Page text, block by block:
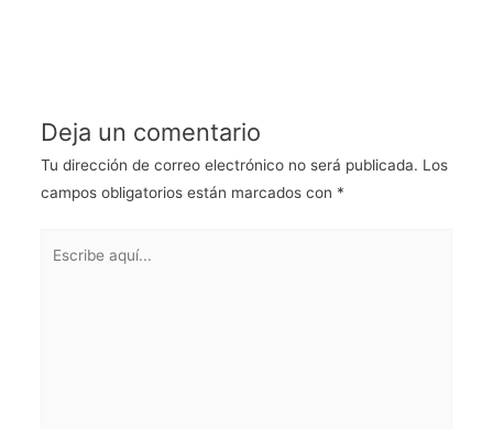
Deja un comentario
Tu dirección de correo electrónico no será publicada. Los
campos obligatorios están marcados con *